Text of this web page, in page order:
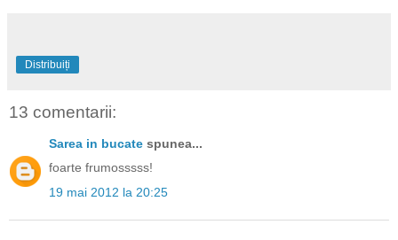
Distribuiți
13 comentarii:
Sarea in bucate spunea...
foarte frumosssss!
19 mai 2012 la 20:25